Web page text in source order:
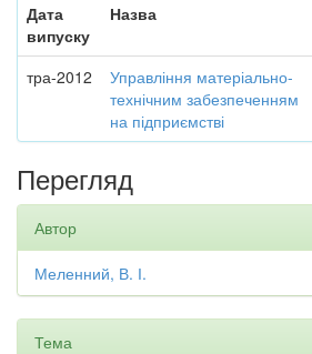
Дата
випуску
Назва
тра-2012
Управління матеріально-
технічним забезпеченням
на підприємстві
Перегляд
Автор
Меленний, В. І.
Тема